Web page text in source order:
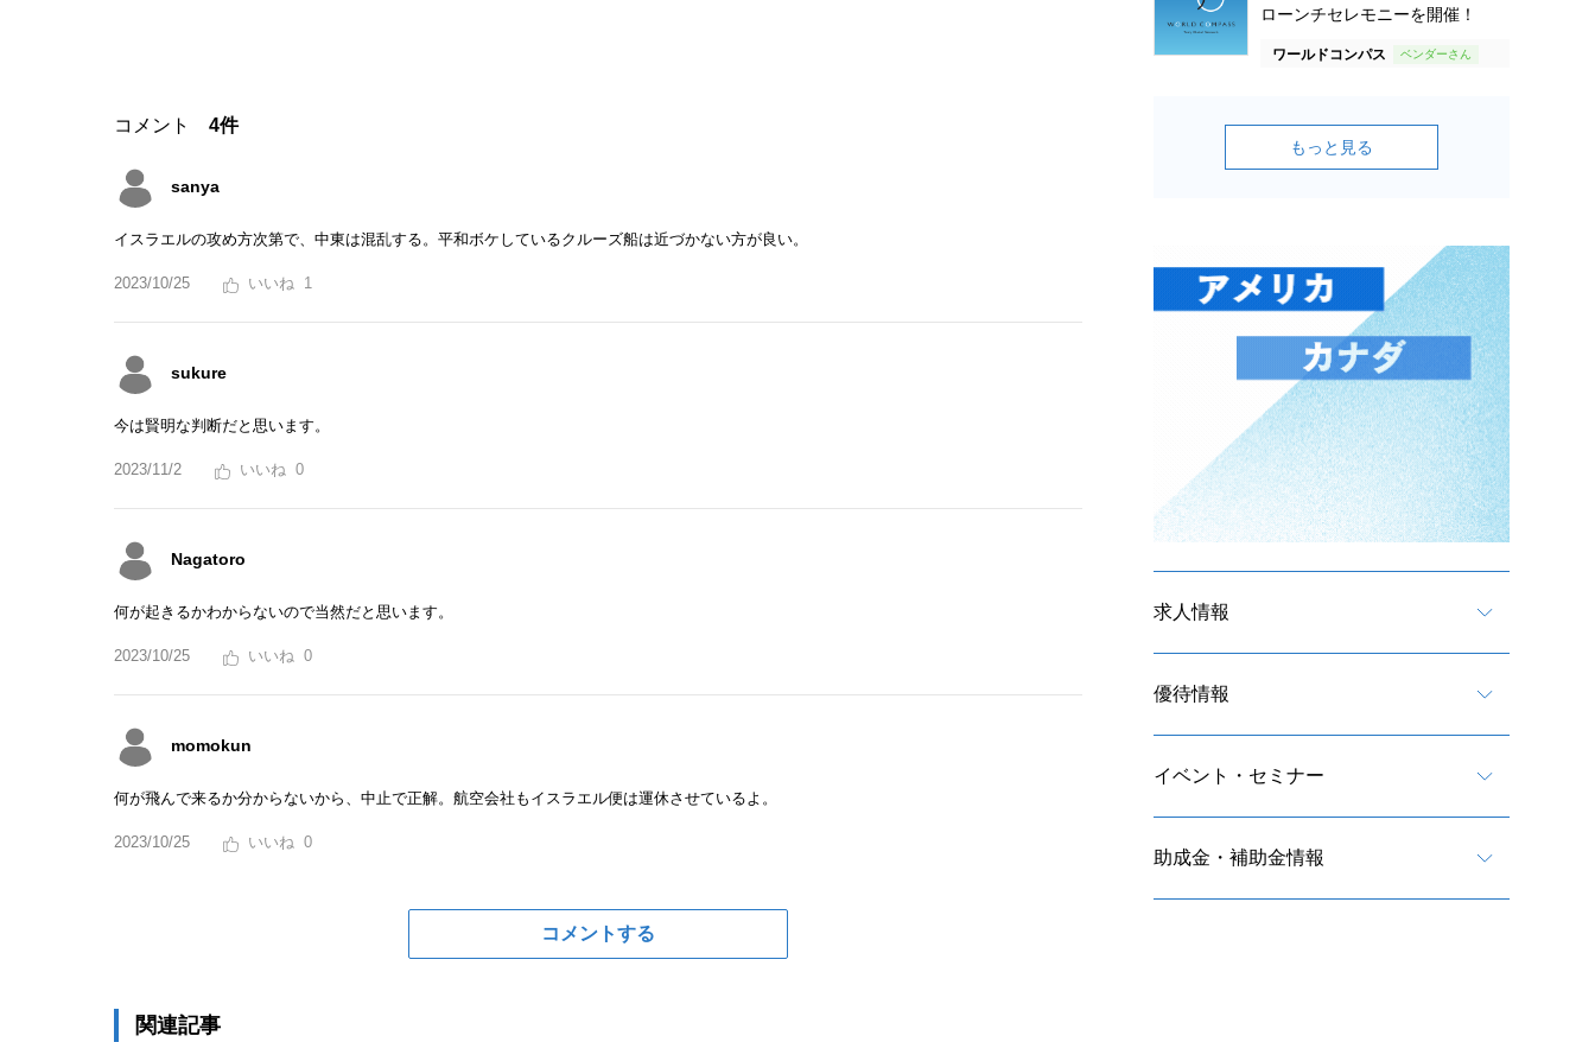
コメント 4件
sanya
イスラエルの攻め方次第で、中東は混乱する。平和ボケしているクルーズ船は近づかない方が良い。
2023/10/25 1
sukure
今は賢明な判断だと思います。
2023/11/2 0
Nagatoro
何が起きるかわからないので当然だと思います。
2023/10/25 0
momokun
何が飛んで来るか分からないから、中止で正解。航空会社もイスラエル便は運休させているよ。
2023/10/25 0
コメントする
関連記事
ローンチセレモニーを開催！
ワールドコンパス
もっと見る
求人情報
優待情報
イベント・セミナー
助成金・補助金情報